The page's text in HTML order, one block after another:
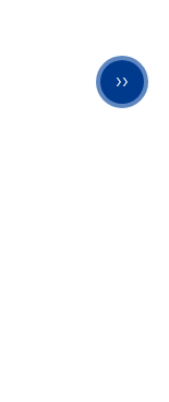
Next
››